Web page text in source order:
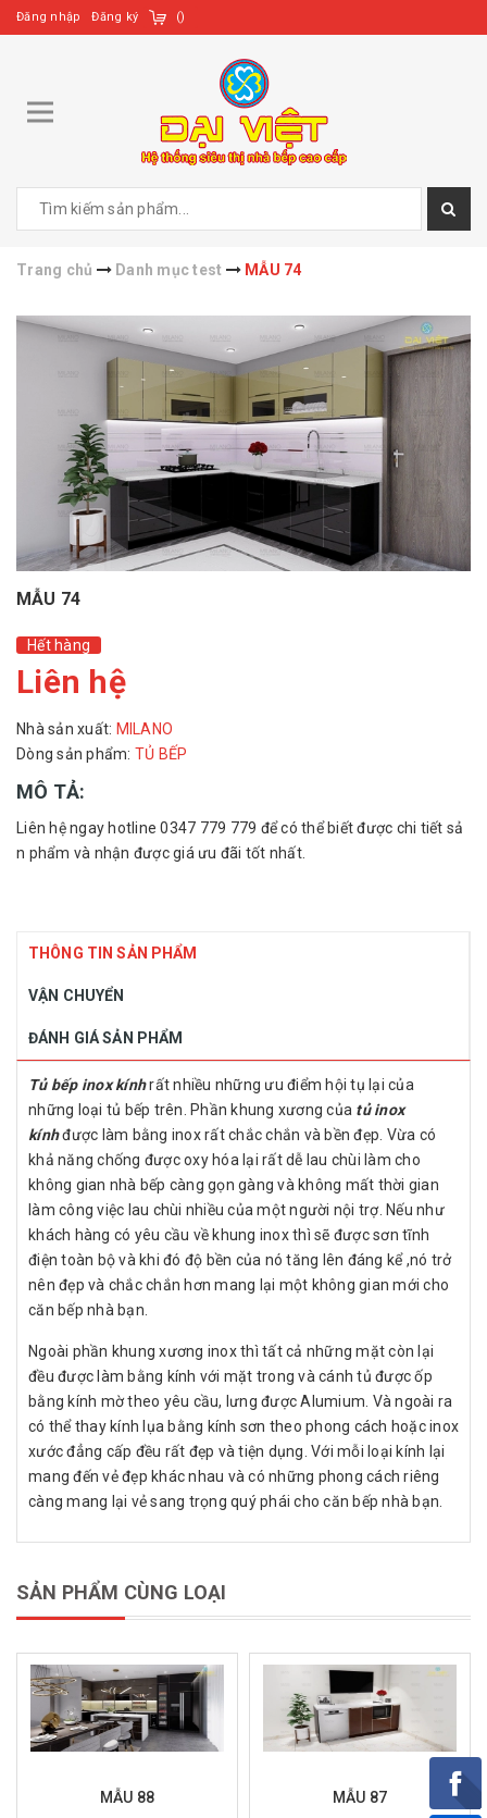
Đăng nhập Đăng ký ()
Trang chủ Danh mục test MẪU 74
MẪU 74
Hết hàng
Liên hệ
Nhà sản xuất: MILANO
Dòng sản phẩm: TỦ BẾP
MÔ TẢ:
Liên hệ ngay hotline 0347 779 779 để có thể biết được chi tiết sả
n phẩm và nhận được giá ưu đãi tốt nhất.
THÔNG TIN SẢN PHẨM
VẬN CHUYỂN
ĐÁNH GIÁ SẢN PHẨM
Tủ bếp inox kínhrất nhiều những ưu điểm hội tụ lại của
những loại tủ bếp trên. Phần khung xương của tủ inox
kínhđược làm bằng inox rất chắc chắn và bền đẹp. Vừa có
khả năng chống được oxy hóa lại rất dễ lau chùi làm cho
không gian nhà bếp càng gọn gàng và không mất thời gian
làm công việc lau chùi nhiều của một người nội trợ. Nếu như
khách hàng có yêu cầu về khung inox thì sẽ được sơn tĩnh
điện toàn bộ và khi đó độ bền của nó tăng lên đáng kể ,nó trở
nên đẹp và chắc chắn hơn mang lại một không gian mới cho
căn bếp nhà bạn.
Ngoài phần khung xương inox thì tất cả những mặt còn lại
đều được làm bằng kính với mặt trong và cánh tủ được ốp
bằng kính mờ theo yêu cầu, lưng được Alumium. Và ngoài ra
có thể thay kính lụa bằng kính sơn theo phong cách hoặc inox
xước đẳng cấp đều rất đẹp và tiện dụng. Với mỗi loại kính lại
mang đến vẻ đẹp khác nhau và có những phong cách riêng
càng mang lại vẻ sang trọng quý phái cho căn bếp nhà bạn.
SẢN PHẨM CÙNG LOẠI
MẪU 88 MẪU 87